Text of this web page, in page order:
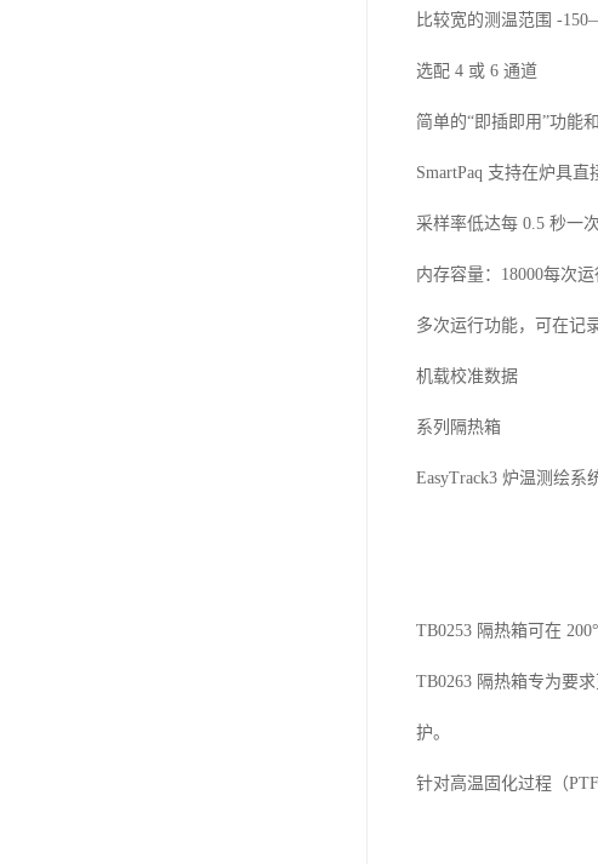
比较宽的测温范围 -
选配 4 或 6 通道
简单的“即插即用”功能
SmartPaq 支持在炉具
采样率低达每 0.5 秒一次
内存容量：18000每次
多次运行功能，可在记
机载校准数据
系列隔热箱
EasyTrack3 炉温测绘系
TB0253 隔热箱可在
TB0263 隔热箱专为要
护。
针对高温固化过程（